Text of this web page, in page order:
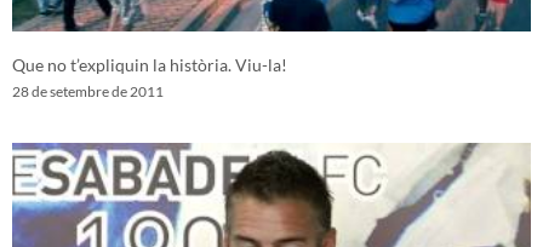
Que no t’expliquin la història. Viu-la!
28 de setembre de 2011